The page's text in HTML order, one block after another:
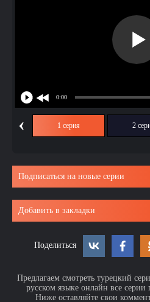
‹ 1 серия 2
Подписаться на новые серии
Добавить в закладки
Поделиться
Предлагаем смотреть турецкий
русском языке онлайн все серии
Ниже оставляйте свои